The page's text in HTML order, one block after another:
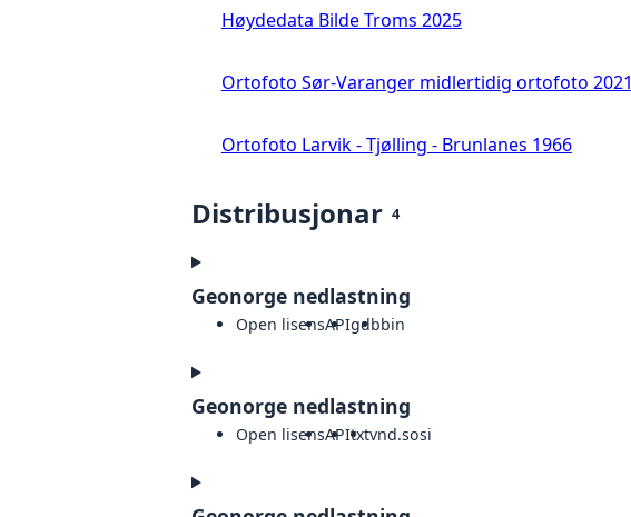
Høydedata Bilde Troms 2025
Ortofoto Sør-Varanger midlertidig ortofoto 2021
Ortofoto Larvik - Tjølling - Brunlanes 1966
Distribusjonar 4
Geonorge nedlastning
Open lisensAPIgdbbin
Geonorge nedlastning
Open lisensAPItxtvnd.sosi